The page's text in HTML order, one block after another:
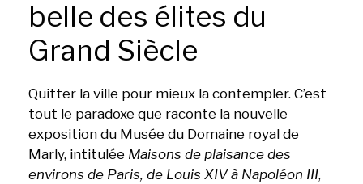
belle des élites du
Grand Siècle
Quitter la ville pour mieux la contempler. C’est
tout le paradoxe que raconte la nouvelle
exposition du Musée du Domaine royal de
Marly, intitulée Maisons de plaisance des
environs de Paris, de Louis XIV à Napoléon III,